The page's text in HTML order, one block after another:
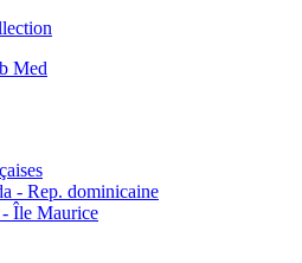
Med
- Rep. dominicaine
Île Maurice